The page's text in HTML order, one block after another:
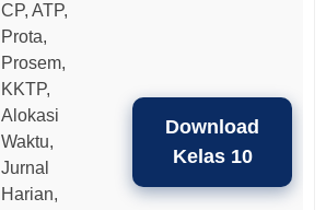
CP, ATP,
Prota,
Prosem,
KKTP,
Alokasi
Waktu,
Jurnal
Harian,
Download
Kelas 10